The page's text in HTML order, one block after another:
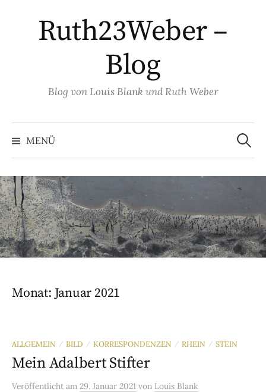
Ruth23Weber –
Blog
Blog von Louis Blank und Ruth Weber
MENÜ
Suchen
nach:
Monat: Januar 2021
ALLGEMEIN / BILD / KORRESPONDENZEN / RHEIN / STEIN
Mein Adalbert Stifter
Veröffentlicht am 29. Januar 2021 von Louis Blank